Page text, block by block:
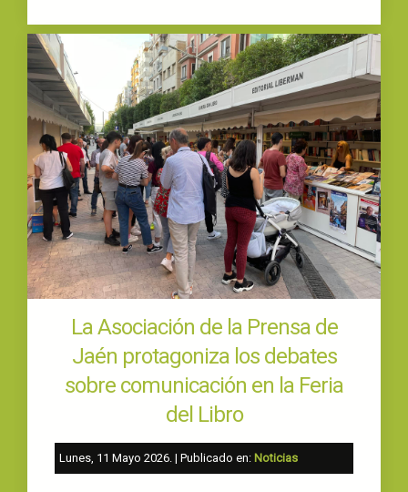
La Asociación de la Prensa de
Jaén protagoniza los debates
sobre comunicación en la Feria
del Libro
Lunes, 11 Mayo 2026. | Publicado en: Noticias